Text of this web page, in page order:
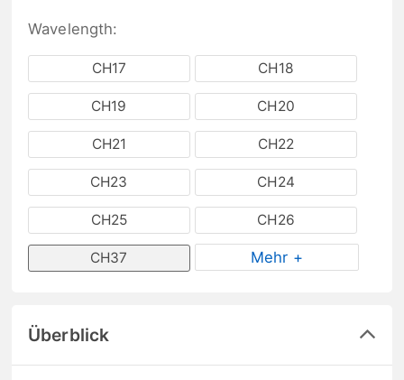
Wavelength:
CH17 CH18
CH19 CH20
CH21 CH22
CH23 CH24
CH25 CH26
CH37 Mehr +
Überblick